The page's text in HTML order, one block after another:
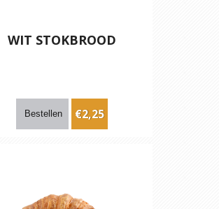
WIT STOKBROOD
€2,25